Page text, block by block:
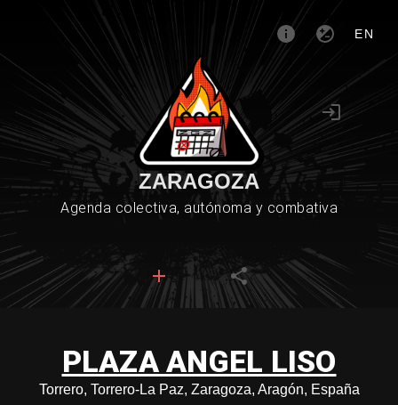
EN
ZARAGOZA
Agenda colectiva, autónoma y combativa
PLAZA ANGEL LISO
Torrero, Torrero-La Paz, Zaragoza, Aragón, España